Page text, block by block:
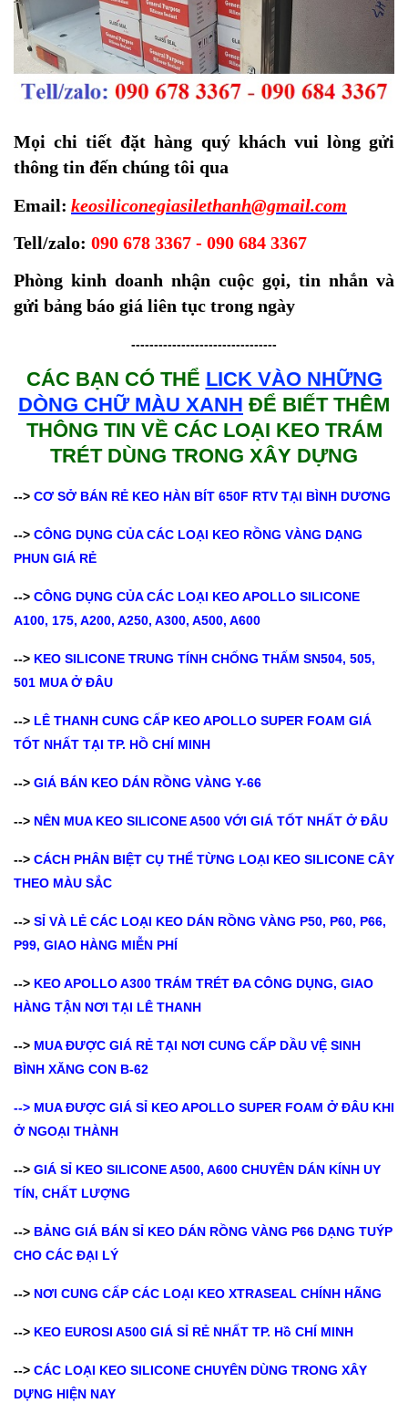
Mọi chi tiết đặt hàng quý khách vui lòng gửi
thông tin đến chúng tôi qua
Email: keosiliconegiasilethanh@gmail.com
Tell/zalo: 090 678 3367 - 090 684 3367
Phòng kinh doanh nhận cuộc gọi, tin nhắn và
gửi bảng báo giá liên tục trong ngày
--------------------------------
CÁC BẠN CÓ THỂ LICK VÀO NHỮNG
DÒNG CHỮ MÀU XANH ĐỂ BIẾT THÊM
THÔNG TIN VỀ CÁC LOẠI KEO TRÁM
TRÉT DÙNG TRONG XÂY DỰNG
--> CƠ SỞ BÁN RẺ KEO HÀN BÍT 650F RTV TẠI BÌNH DƯƠNG
--> CÔNG DỤNG CỦA CÁC LOẠI KEO RỒNG VÀNG DẠNG
PHUN GIÁ RẺ
--> CÔNG DỤNG CỦA CÁC LOẠI KEO APOLLO SILICONE
A100, 175, A200, A250, A300, A500, A600
--> KEO SILICONE TRUNG TÍNH CHỐNG THẤM SN504, 505,
501 MUA Ở ĐÂU
--> LÊ THANH CUNG CẤP KEO APOLLO SUPER FOAM GIÁ
TỐT NHẤT TẠI TP. HỒ CHÍ MINH
--> GIÁ BÁN KEO DÁN RỒNG VÀNG Y-66
--> NÊN MUA KEO SILICONE A500 VỚI GIÁ TỐT NHẤT Ở ĐÂU
--> CÁCH PHÂN BIỆT CỤ THỂ TỪNG LOẠI KEO SILICONE CÂY
THEO MÀU SẮC
--> SỈ VÀ LẺ CÁC LOẠI KEO DÁN RỒNG VÀNG P50, P60, P66,
P99, GIAO HÀNG MIỄN PHÍ
--> KEO APOLLO A300 TRÁM TRÉT ĐA CÔNG DỤNG, GIAO
HÀNG TẬN NƠI TẠI LÊ THANH
--> MUA ĐƯỢC GIÁ RẺ TẠI NƠI CUNG CẤP DẦU VỆ SINH
BÌNH XĂNG CON B-62
--> MUA ĐƯỢC GIÁ SỈ KEO APOLLO SUPER FOAM Ở ĐÂU KHI
Ở NGOẠI THÀNH
--> GIÁ SỈ KEO SILICONE A500, A600 CHUYÊN DÁN KÍNH UY
TÍN, CHẤT LƯỢNG
--> BẢNG GIÁ BÁN SỈ KEO DÁN RỒNG VÀNG P66 DẠNG TUÝP
CHO CÁC ĐẠI LÝ
--> NƠI CUNG CẤP CÁC LOẠI KEO XTRASEAL CHÍNH HÃNG
--> KEO EUROSI A500 GIÁ SỈ RẺ NHẤT TP. Hồ CHÍ MINH
--> CÁC LOẠI KEO SILICONE CHUYÊN DÙNG TRONG XÂY
DỰNG HIỆN NAY